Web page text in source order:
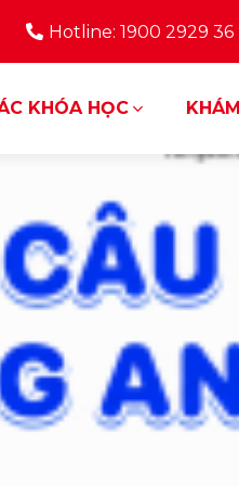
Hotline: 1900 2929 36
KHÓA HỌC